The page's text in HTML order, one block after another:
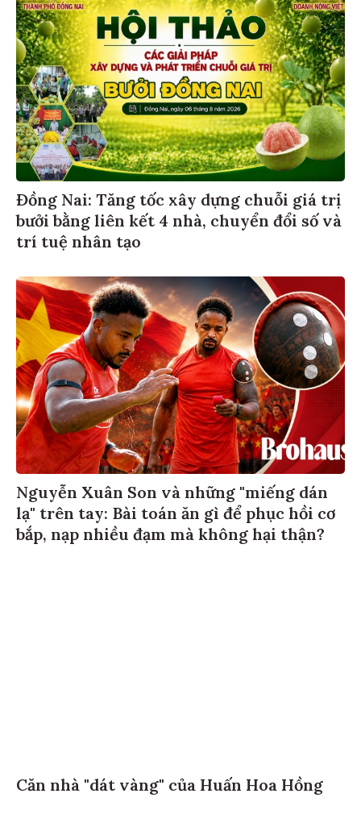
Đồng Nai: Tăng tốc xây dựng chuỗi giá trị
bưởi bằng liên kết 4 nhà, chuyển đổi số và
trí tuệ nhân tạo
Nguyễn Xuân Son và những "miếng dán
lạ" trên tay: Bài toán ăn gì để phục hồi cơ
bắp, nạp nhiều đạm mà không hại thận?
Căn nhà "dát vàng" của Huấn Hoa Hồng